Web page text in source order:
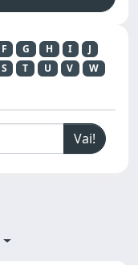
F G H I
J
S T U V
W